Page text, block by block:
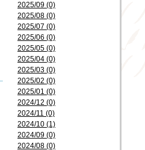
2025/09 (0)
2025/08 (0)
2025/07 (0)
2025/06 (0)
2025/05 (0)
2025/04 (0)
2025/03 (0)
2025/02 (0)
2025/01 (0)
2024/12 (0)
2024/11 (0)
2024/10 (1)
2024/09 (0)
2024/08 (0)